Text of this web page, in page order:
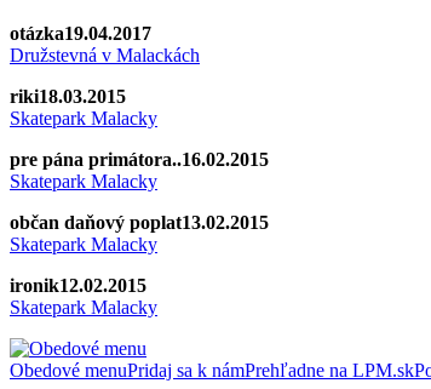
otázka19.04.2017
Družstevná v Malackách
riki18.03.2015
Skatepark Malacky
pre pána primátora..16.02.2015
Skatepark Malacky
občan daňový poplat13.02.2015
Skatepark Malacky
ironik12.02.2015
Skatepark Malacky
Obedové menuPridaj sa k námPrehľadne na LPM.sk